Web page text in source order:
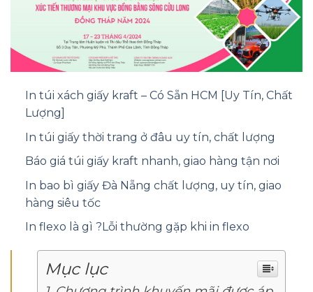
In túi xách giấy kraft – Có Sẵn HCM [Uy Tín, Chất
Lượng]
In túi giấy thời trang ở đâu uy tín, chất lượng
Báo giá túi giấy kraft nhanh, giao hàng tận nơi
In bao bì giấy Đà Nẵng chất lượng, uy tín, giao
hàng siêu tốc
In flexo là gì ?Lỗi thường gặp khi in flexo
Mục lục